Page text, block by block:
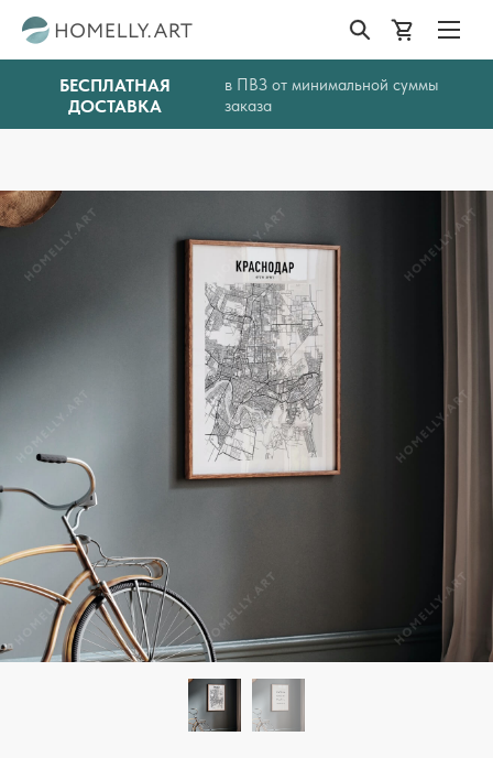
БЕСПЛАТНАЯ
ДОСТАВКА
в ПВЗ от минимальной суммы
заказа